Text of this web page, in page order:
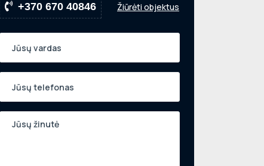
+370 670 40846 Žiūrėti objektus